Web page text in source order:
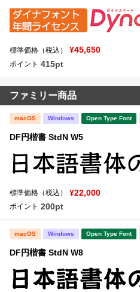
標準価格（税込） ¥45,650
ポイント 415pt
ファミリー商品
macOS Windows Open Type Font
DF円楷書 StdN W5
標準価格（税込） ¥22,000
ポイント 200pt
macOS Windows Open Type Font
DF円楷書 StdN W8